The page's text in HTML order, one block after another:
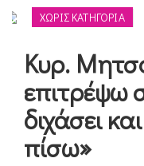
ΧΩΡΊΣ ΚΑΤΗΓΟΡΊΑ
Κυρ.
επιτρέψω
διχάσει
πίσω»